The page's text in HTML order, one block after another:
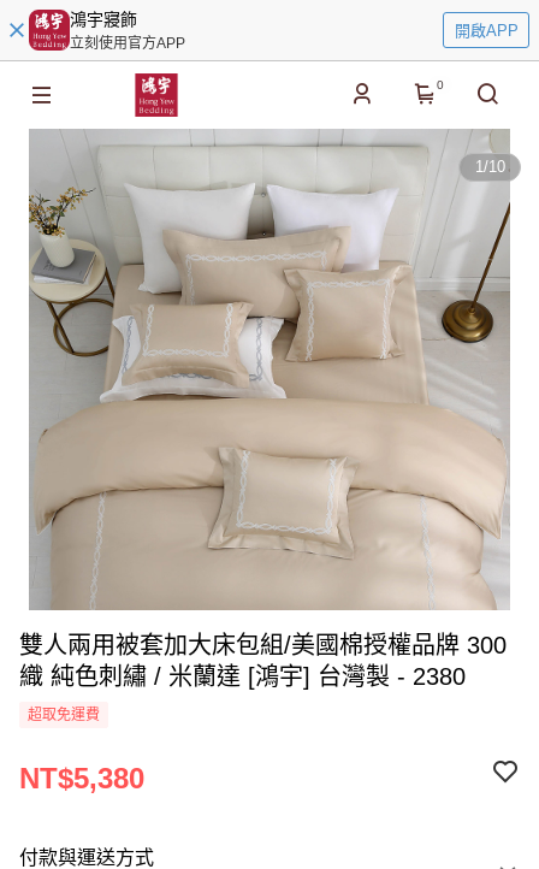
鴻宇寢飾
立刻使用官方APP
開啟APP
0
1/10
雙人兩用被套加大床包組/美國棉授權品牌 300
織 純色刺繡 / 米蘭達 [鴻宇] 台灣製 - 2380
超取免運費
NT$5,380
付款與運送方式